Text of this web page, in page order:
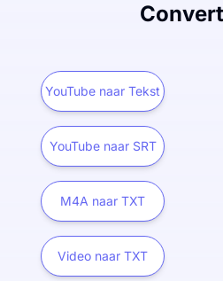
YouTube naar Tekst
YouTube naar SRT
M4A naar TXT
Video naar TXT